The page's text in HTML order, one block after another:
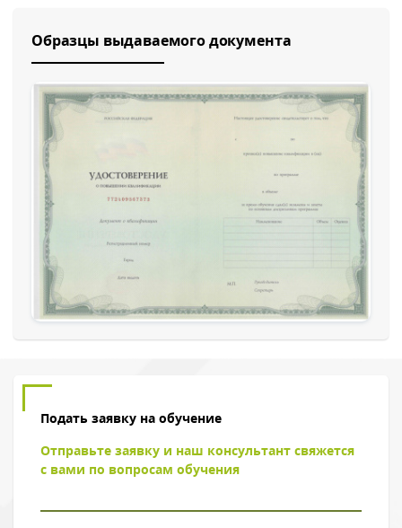
Образцы выдаваемого документа
Подать заявку на обучение
Отправьте заявку и наш консультант свяжется
с вами по вопросам обучения
Обратный звонок
Введите символы с картинки